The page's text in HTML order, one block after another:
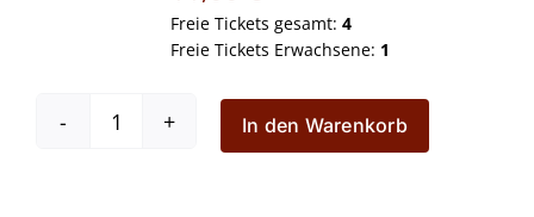
Freie Tickets gesamt: 4
Freie Tickets Erwachsene: 1
Der
In den Warenkorb